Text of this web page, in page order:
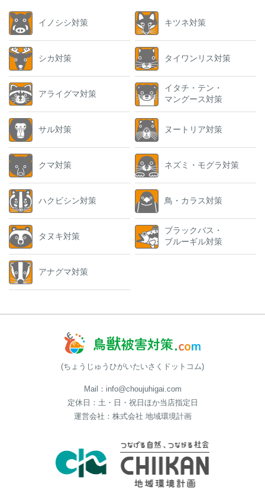
イノシシ対策
シカ対策
アライグマ対策
サル対策
クマ対策
ハクビシン対策
タヌキ対策
アナグマ対策
キツネ対策
タイワンリス対策
イタチ・テン・
マングース対策
ヌートリア対策
ネズミ・モグラ対策
鳥・カラス対策
ブラックバス・
ブルーギル対策
(ちょうじゅうひがいたいさくドットコム)
Mail：info@choujuhigai.com
定休日：土・日・祝日ほか当店指定日
運営会社：株式会社 地域環境計画